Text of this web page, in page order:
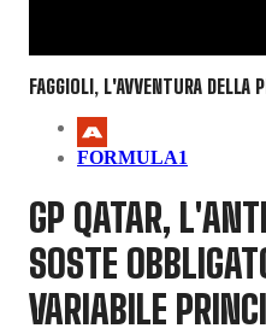
FAGGIOLI, L'AVVENTURA DELLA
FORMULA1
GP QATAR,
SOSTE
VARIABILE